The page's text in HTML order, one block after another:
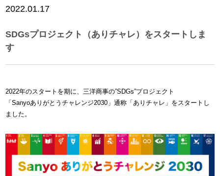
2022.01.17
SDGsプロジェクト（ありチャレ）をスタートしま
す
2022年のスタートを期に、三洋商事の”SDGs”プロジェクト
「Sanyoありがとうチャレンジ2030」通称「ありチャレ」をスタートし
ました。